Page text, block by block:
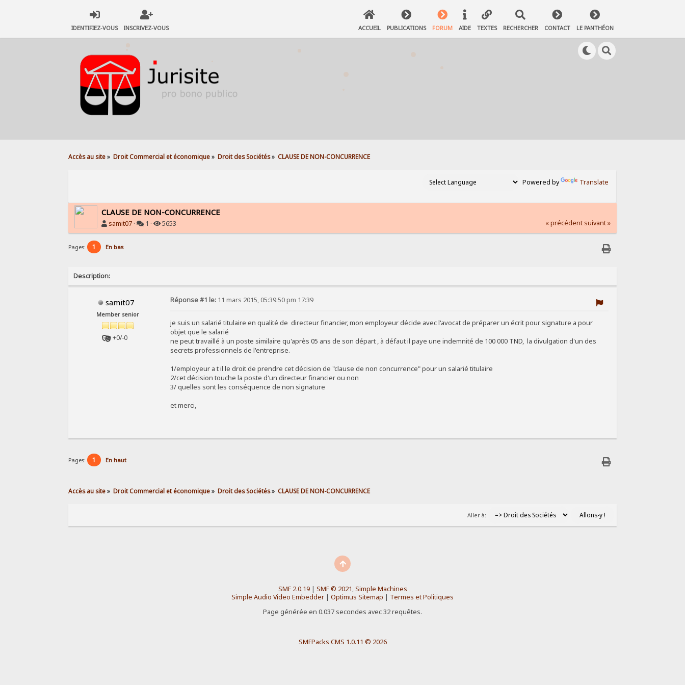
IDENTIFIEZ-VOUS INSCRIVEZ-VOUS ACCUEIL PUBLICATIONS FORUM AIDE TEXTES RECHERCHER CONTACT LE PANTHÉON
Accès au site» Droit Commercial et économique» Droit des Sociétés» CLAUSE DE NON-CONCURRENCE
Powered by Translate
CLAUSE DE NON-CONCURRENCE
samit07 · 1 · 5653 « précédent suivant »
Pages: 1 En bas
Description:
samit07
Member senior
+0/-0
Réponse #1 le: 11 mars 2015, 05:39:50 pm 17:39
je suis un salarié titulaire en qualité de directeur financier, mon employeur décide avec l'avocat de préparer un écrit pour signature a pour
objet que le salarié
ne peut travaillé à un poste similaire qu'après 05 ans de son départ , à défaut il paye une indemnité de 100 000 TND, la divulgation d'un des
secrets professionnels de l'entreprise.
1/employeur a t il le droit de prendre cet décision de "clause de non concurrence" pour un salarié titulaire
2/cet décision touche la poste d'un directeur financier ou non
3/ quelles sont les conséquence de non signature
et merci,
Pages: 1 En haut
Accès au site» Droit Commercial et économique» Droit des Sociétés» CLAUSE DE NON-CONCURRENCE
Aller à:
SMF 2.0.19| SMF © 2021,Simple Machines
Simple Audio Video Embedder | Optimus Sitemap | Termes et Politiques
Page générée en 0.037 secondes avec 32 requêtes.
SMFPacks CMS 1.0.11 © 2026